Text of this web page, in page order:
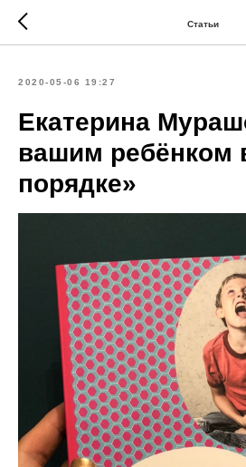
Статьи
2020-05-06 19:27
Екатерина
вашим ребёнком
порядке»